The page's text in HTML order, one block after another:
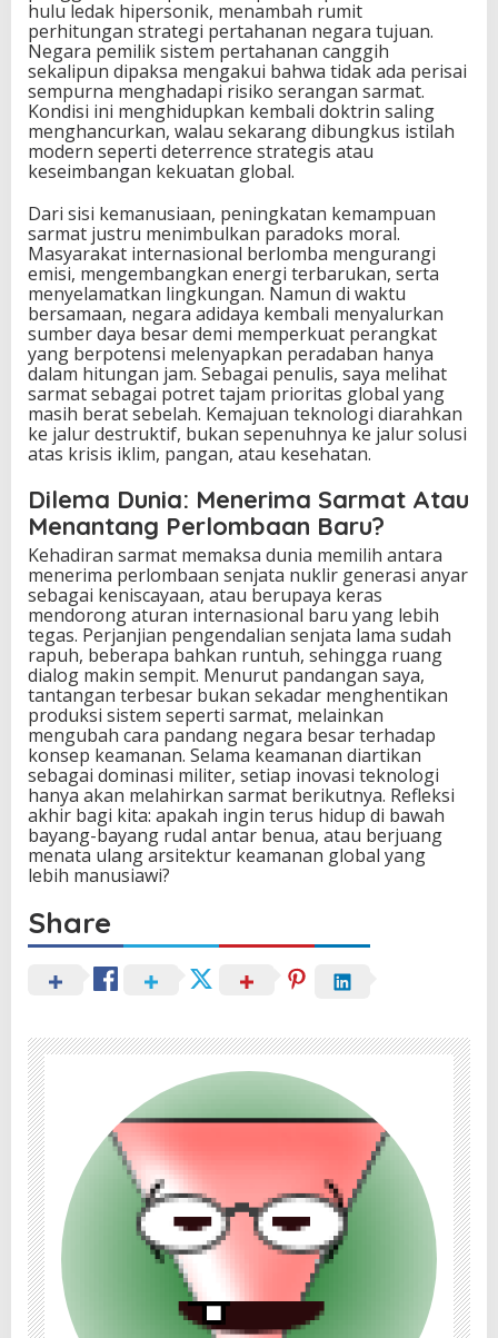
hulu ledak hipersonik, menambah rumit
perhitungan strategi pertahanan negara tujuan.
Negara pemilik sistem pertahanan canggih
sekalipun dipaksa mengakui bahwa tidak ada perisai
sempurna menghadapi risiko serangan sarmat.
Kondisi ini menghidupkan kembali doktrin saling
menghancurkan, walau sekarang dibungkus istilah
modern seperti deterrence strategis atau
keseimbangan kekuatan global.
Dari sisi kemanusiaan, peningkatan kemampuan
sarmat justru menimbulkan paradoks moral.
Masyarakat internasional berlomba mengurangi
emisi, mengembangkan energi terbarukan, serta
menyelamatkan lingkungan. Namun di waktu
bersamaan, negara adidaya kembali menyalurkan
sumber daya besar demi memperkuat perangkat
yang berpotensi melenyapkan peradaban hanya
dalam hitungan jam. Sebagai penulis, saya melihat
sarmat sebagai potret tajam prioritas global yang
masih berat sebelah. Kemajuan teknologi diarahkan
ke jalur destruktif, bukan sepenuhnya ke jalur solusi
atas krisis iklim, pangan, atau kesehatan.
Dilema Dunia: Menerima Sarmat Atau
Menantang Perlombaan Baru?
Kehadiran sarmat memaksa dunia memilih antara
menerima perlombaan senjata nuklir generasi anyar
sebagai keniscayaan, atau berupaya keras
mendorong aturan internasional baru yang lebih
tegas. Perjanjian pengendalian senjata lama sudah
rapuh, beberapa bahkan runtuh, sehingga ruang
dialog makin sempit. Menurut pandangan saya,
tantangan terbesar bukan sekadar menghentikan
produksi sistem seperti sarmat, melainkan
mengubah cara pandang negara besar terhadap
konsep keamanan. Selama keamanan diartikan
sebagai dominasi militer, setiap inovasi teknologi
hanya akan melahirkan sarmat berikutnya. Refleksi
akhir bagi kita: apakah ingin terus hidup di bawah
bayang-bayang rudal antar benua, atau berjuang
menata ulang arsitektur keamanan global yang
lebih manusiawi?
Share